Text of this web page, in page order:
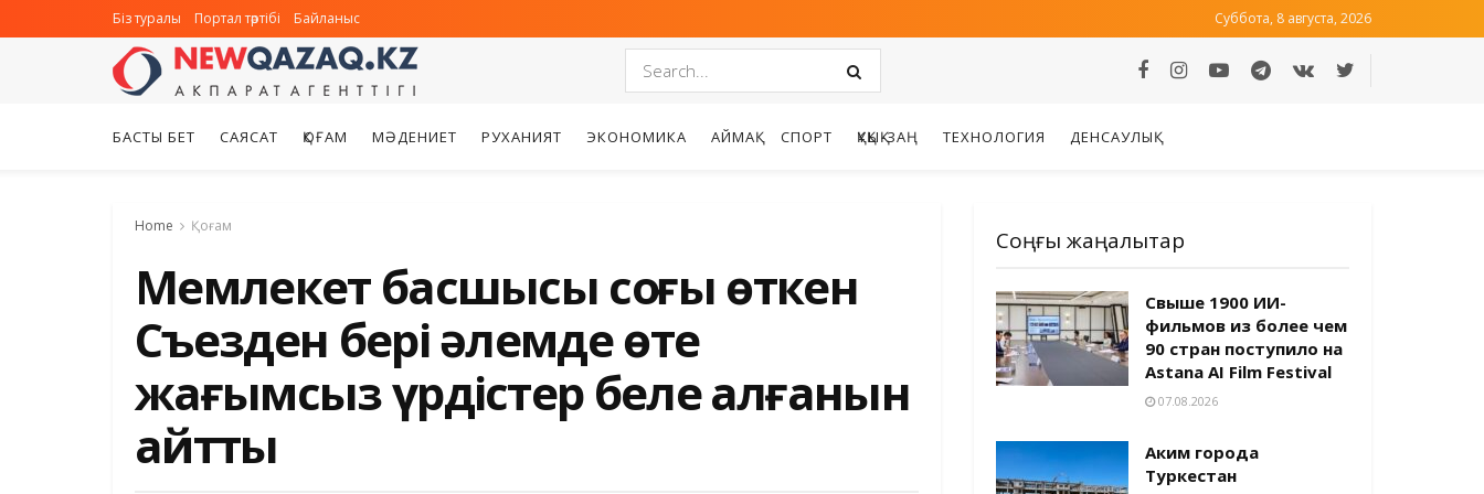
Біз туралы Портал тәртібі Байланыс Суббота, 8 августа, 2026
БАСТЫ БЕТ САЯСАТ ҚОҒАМ МӘДЕНИЕТ РУХАНИЯТ ЭКОНОМИКА АЙМАҚ СПОРТ ҚҰҚЫҚ-ЗАҢ ТЕХНОЛОГИЯ ДЕНСАУЛЫҚ
Home Қоғам
Мемлекет басшысы соңғы өткен
Съезден бері әлемде өте
жағымсыз үрдістер белең алғанын
айтты
Соңғы жаңалықтар
Свыше 1900 ИИ-
фильмов из более чем
90 стран поступило на
Astana AI Film Festival
07.08.2026
Аким города
Туркестан